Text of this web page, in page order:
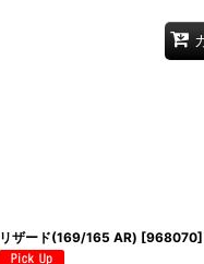
リザード(169/165 AR) [968070]